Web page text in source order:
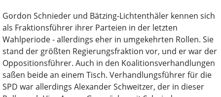
Gordon Schnieder und Bätzing-Lichtenthäler kennen sich
als Fraktionsführer ihrer Parteien in der letzten
Wahlperiode - allerdings eher in umgekehrten Rollen. Sie
stand der größten Regierungsfraktion vor, und er war der
Oppositionsführer. Auch in den Koalitionsverhandlungen
saßen beide an einem Tisch. Verhandlungsführer für die
SPD war allerdings Alexander Schweitzer, der in dieser